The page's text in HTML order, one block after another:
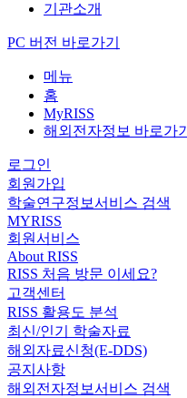
기관소개
PC 버전 바로가기
메뉴
홈
MyRISS
해외전자정보 바로가기
로그인
회원가입
학술연구정보서비스 검색
MYRISS
회원서비스
About RISS
RISS 처음 방문 이세요?
고객센터
RISS 활용도 분석
최신/인기 학술자료
해외자료신청(E-DDS)
공지사항
해외전자정보서비스 검색